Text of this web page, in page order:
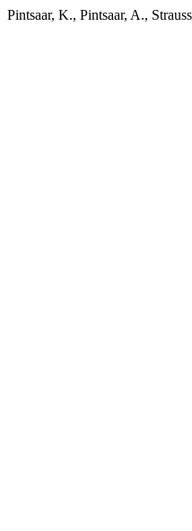
Pintsaar, K., Pintsaar, A.,